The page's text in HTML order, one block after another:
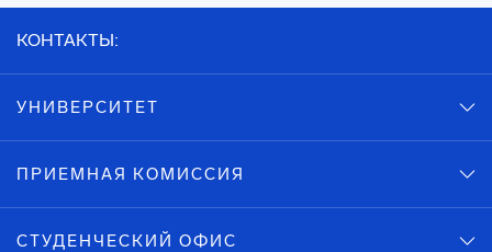
КОНТАКТЫ:
УНИВЕРСИТЕТ
ПРИЕМНАЯ КОМИССИЯ
СТУДЕНЧЕСКИЙ ОФИС